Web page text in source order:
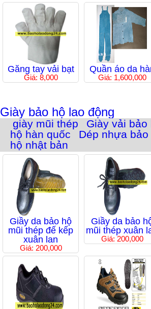
Găng tay vải bạt
Giá: 8,000
Quần áo da
Giá: 1,600,000
Giày bảo hộ lao động
giày mũi thép Giày vải bảo
hộ hàn quốc
Dép nhựa bảo
hộ nhật bản
Giầy da bảo hộ
mũi thép đế kếp
xuân lan
Giá: 200,000
Giầy da bảo
mũi thép xuân
Giá: 200,000